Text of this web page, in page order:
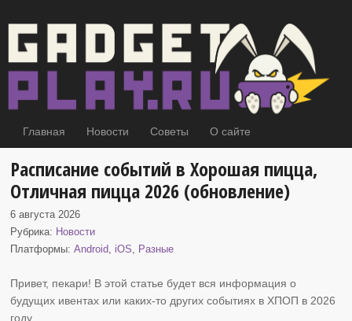
Главная Новости Советы О сайте
Расписание событий в Хорошая пицца,
Отличная пицца 2026 (обновление)
6 августа 2026
Рубрика: Новости
Платформы:Android, iOS, Разные
Привет, пекари! В этой статье будет вся информация о
будущих ивентах или каких-то других событиях в ХПОП в 2026
году.